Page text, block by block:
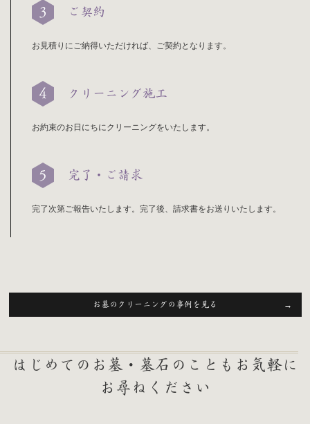
ご契約
お見積りにご納得いただければ、ご契約となります。
クリーニング施工
お約束のお日にちにクリーニングをいたします。
完了・ご請求
完了次第ご報告いたします。完了後、請求書をお送りいたします。
お墓のクリーニングの事例を見る
はじめてのお墓・墓石のこともお気軽に
お尋ねください